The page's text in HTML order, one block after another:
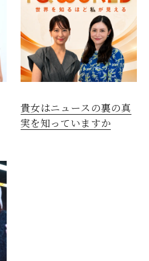
貴女はニュースの裏の真
実を知っていますか